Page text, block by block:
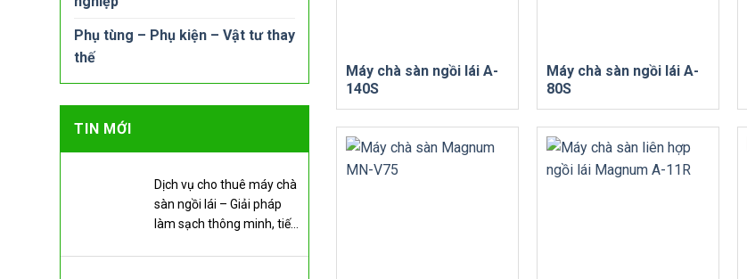
Phụ tùng – Phụ kiện – Vật tư thay
thế
TIN MỚI
Dịch vụ cho thuê máy chà
sàn ngồi lái – Giải pháp
làm sạch thông minh, tiết
Máy chà sàn ngồi lái A-
140S
Máy chà sàn ngồi lái A-
80S